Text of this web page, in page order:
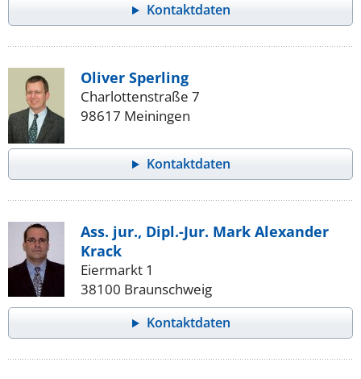
Kontaktdaten
Oliver Sperling
Charlottenstraße 7
98617 Meiningen
Kontaktdaten
Ass. jur., Dipl.-Jur. Mark Alexander
Krack
Eiermarkt 1
38100 Braunschweig
Kontaktdaten